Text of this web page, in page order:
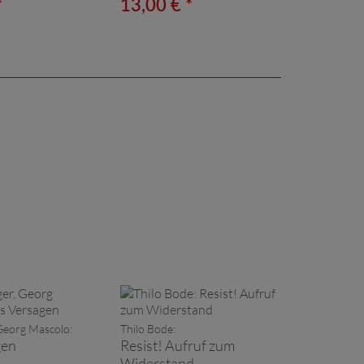
13,00 € *
Mascolo: Thilo Bode:
Resist! Aufruf zum